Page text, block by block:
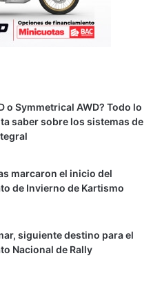
o Symmetrical AWD? Todo lo
saber sobre los sistemas de
marcaron el inicio del
de Invierno de Kartismo
siguiente destino para el
Nacional de Rally